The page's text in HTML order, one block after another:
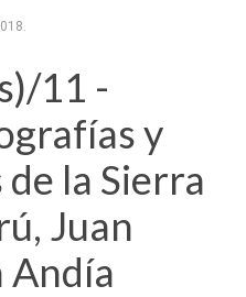
.
11 -
y
la Sierra
Juan
Andía